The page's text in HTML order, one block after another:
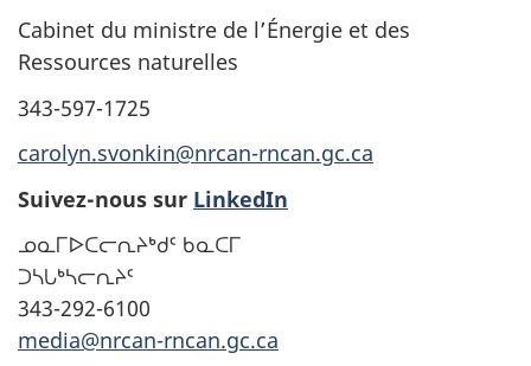
Cabinet du ministre de l’Énergie et des
Ressources naturelles
343-597-1725
carolyn.svonkin@nrcan-rncan.gc.ca
Suivez-nous sur LinkedIn
ᓄᓇᒥᐅᑕᓕᕆᔨᒃᑯᑦ ᑲᓇᑕᒥ
ᑐᓴᒐᒃᓴᓕᕆᔨᑦ
343-292-6100
media@nrcan-rncan.gc.ca